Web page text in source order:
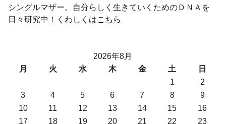
シングルマザー。自分らしく生きていくためのＤＮＡを
日々研究中！くわしくはこちら
2026年8月
月
火 水 木 金 土
日
1
2
3
4 5 6 7 8
9
10
11 12 13 14 15
16
17
18 19 20 21 22
23